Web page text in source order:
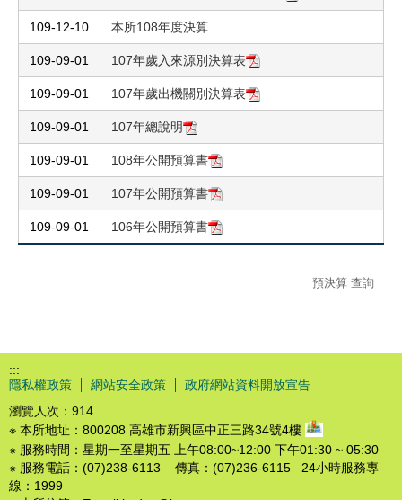
109-12-10 本所108年度決算
109-09-01 107年歲入來源別決算表
109-09-01 107年歲出機關別決算表
109-09-01 107年總說明
109-09-01 108年公開預算書
109-09-01 107年公開預算書
109-09-01 106年公開預算書
預決算 查詢
:::
隱私權政策
網站安全政策
政府網站資料開放宣告
瀏覽人次： 914
※ 本所地址：800208 高雄市新興區中正三路34號4樓
※ 服務時間：星期一至星期五 上午08:00~12:00 下午01:30 ~ 05:30
※ 服務電話：(07)238-6113 傳真：(07)236-6115 24小時服務專
線：1999